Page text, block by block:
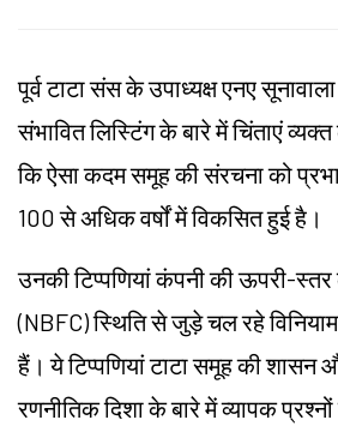
पूर्व टाटा संस के उपाध्यक्ष एनए
संभावित लिस्टिंग के बारे में चिंताएं
कि ऐसा कदम समूह की संरचना को
100 से अधिक वर्षों में विकसित हुई है।
उनकी टिप्पणियां कंपनी की ऊपरी-
(NBFC) स्थिति से जुड़े चल रहे
हैं। ये टिप्पणियां टाटा समूह की शासन
रणनीतिक दिशा के बारे में व्यापक